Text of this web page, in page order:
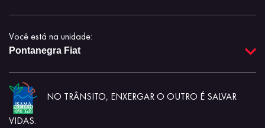
Você está na unidade:
Pontanegra Fiat
NO TRÂNSITO, ENXERGAR O OUTRO É SALVAR
VIDAS.